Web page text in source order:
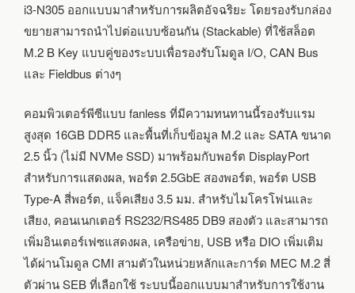
LAKE-
N
CORE
N305
i3-N305 ออกแบบมาสำหรับการผลิตอัจฉริยะ โดยรองรับกล่อง
ขยายสามารถนำไปต่อแบบซ้อนกัน (Stackable) ที่ใช้สล็อต
M.2 B Key แบบคู่ของระบบเพื่อรองรับโมดูล I/O, CAN Bus
และ Fieldbus ต่างๆ
คอมพิวเตอร์พีซีแบบ fanless ที่มีความทนทานนี้รองรับแรม
สูงสุด 16GB DDR5 และพื้นที่เก็บข้อมูล M.2 และ SATA ขนาด
2.5 นิ้ว (ไม่มี NVMe SSD) มาพร้อมกับพอร์ต DisplayPort
สำหรับการแสดงผล, พอร์ต 2.5GbE สองพอร์ต, พอร์ต USB
Type-A สี่พอร์ต, แจ็คเสียง 3.5 มม. สำหรับไมโครโฟนและ
เสียง, คอนเนกเตอร์ RS232/RS485 DB9 สองตัว และสามารถ
เพิ่มอินเตอร์เฟซแสดงผล, เครือข่าย, USB หรือ DIO เพิ่มเติม
ได้ผ่านโมดูล CMI สามตัวในหน่วยหลักและการ์ด MEC M.2 สี่
ตัวผ่าน SEB ที่เลือกใช้ ระบบนี้ออกแบบมาสำหรับการใช้งาน